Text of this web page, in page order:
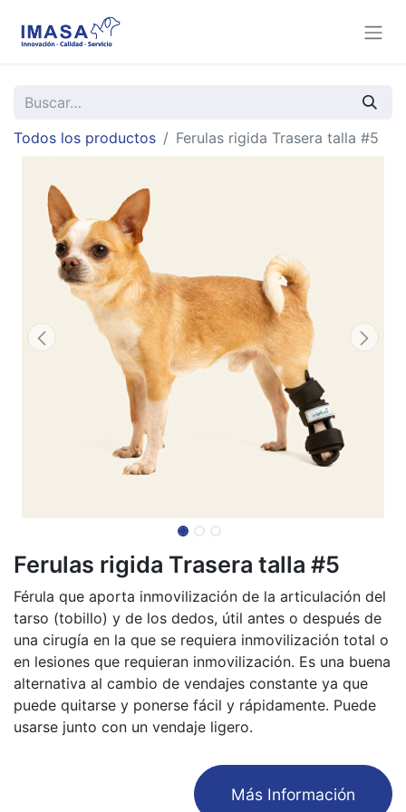
Todos los productos Ferulas rigida Trasera talla #5
Ferulas rigida Trasera talla #5
Férula que aporta inmovilización de la articulación del
tarso (tobillo) y de los dedos, útil antes o después de
una cirugía en la que se requiera inmovilización total o
en lesiones que requieran inmovilización. Es una buena
alternativa al cambio de vendajes constante ya que
puede quitarse y ponerse fácil y rápidamente. Puede
usarse junto con un vendaje ligero.
​Más Información